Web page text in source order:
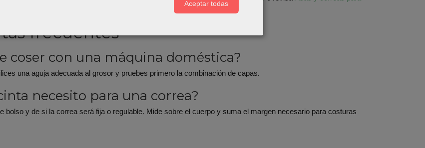
frecuentes
coser con una máquina doméstica?
una aguja adecuada al grosor y pruebes primero la combinación de capas.
necesito para una correa?
bolso y de si la correa será fija o regulable. Mide sobre el cuerpo y suma el margen necesario para costuras
Aceptar todas